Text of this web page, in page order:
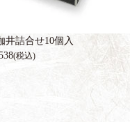
井詰合せ10個入
(税込)